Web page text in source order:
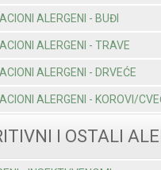
ALERGENI - BUĐI
ALERGENI - TRAVE
ALERGENI - DRVEĆE
ALERGENI - KOROVI/
I OSTALI